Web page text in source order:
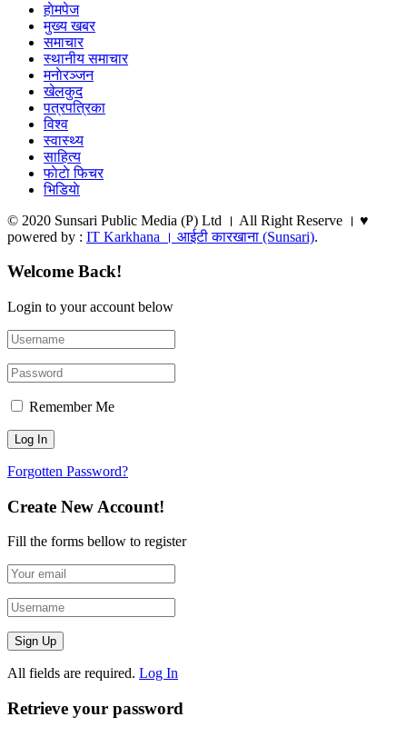
हाेमपेज
मुख्य खबर
समाचार
स्थानीय समाचार
मनाेरञ्जन
खेलकुद
पत्रपत्रिका
विश्व
स्वास्थ्य
साहित्य
फाेटाे फिचर
भिडियाे
© 2020 Sunsari Public Media (P) Ltd । All Right Reserve । ♥
powered by : IT Karkhana । आईटी कारखाना (Sunsari).
Welcome Back!
Login to your account below
Remember Me
Forgotten Password?
Create New Account!
Fill the forms bellow to register
All fields are required. Log In
Retrieve your password